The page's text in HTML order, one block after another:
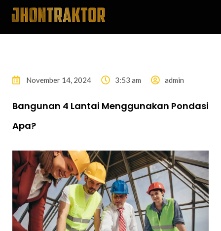
November 14, 2024 3:53 am admin
Bangunan 4 Lantai Menggunakan Pondasi
Apa?